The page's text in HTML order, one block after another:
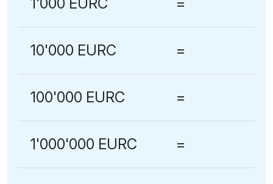
10'000 EURC =
100'000 EURC =
1'000'000 EURC =